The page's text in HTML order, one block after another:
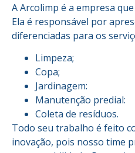
A Arcolimp é a empresa
Ela é responsável por
diferenciadas para os
Limpeza;
Copa;
Jardinagem:
Manutenção predial:
Coleta de resíduos.
Todo seu trabalho é feito
inovação, pois nosso time